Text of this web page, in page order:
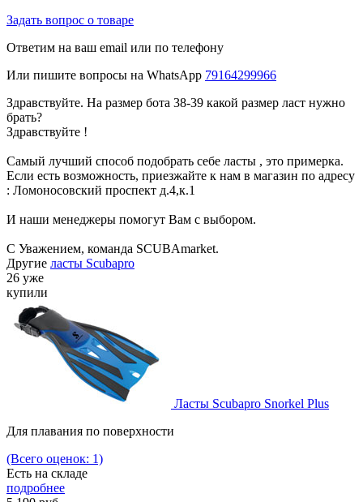
Задать вопрос о товаре
Ответим на ваш email или по телефону
Или пишите вопросы на WhatsApp 79164299966
Здравствуйте. На размер бота 38-39 какой размер ласт нужно
брать?
Здравствуйте !
Самый лучший способ подобрать себе ласты , это примерка.
Если есть возможность, приезжайте к нам в магазин по адресу
: Ломоносовский проспект д.4,к.1
И наши менеджеры помогут Вам с выбором.
С Уважением, команда SCUBAmarket.
Другие ласты Scubapro
26 уже
купили
Ласты Scubapro Snorkel Plus
Для плавания по поверхности
(Всего оценок: 1)
Есть на складе
подробнее